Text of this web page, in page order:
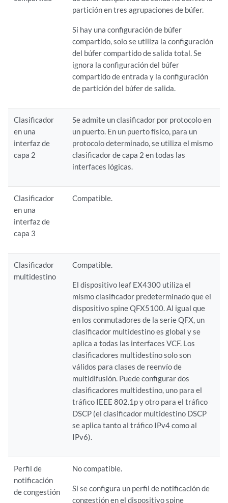
partición en tres agrupaciones de búfer.
Si hay una configuración de búfer
compartido, solo se utiliza la configuración
del búfer compartido de salida total. Se
ignora la configuración del búfer
compartido de entrada y la configuración
de partición del búfer de salida.
Clasificador
en una
interfaz de
capa 2
Se admite un clasificador por protocolo en
un puerto. En un puerto físico, para un
protocolo determinado, se utiliza el mismo
clasificador de capa 2 en todas las
interfaces lógicas.
Clasificador
en una
interfaz de
capa 3
Compatible.
Clasificador
multidestino
Compatible.
El dispositivo leaf EX4300 utiliza el
mismo clasificador predeterminado que el
dispositivo spine QFX5100. Al igual que
en los conmutadores de la serie QFX, un
clasificador multidestino es global y se
aplica a todas las interfaces VCF. Los
clasificadores multidestino solo son
válidos para clases de reenvío de
multidifusión. Puede configurar dos
clasificadores multidestino, uno para el
tráfico IEEE 802.1p y otro para el tráfico
DSCP (el clasificador multidestino DSCP
se aplica tanto al tráfico IPv4 como al
IPv6).
Perfil de
notificación
de congestión
No compatible.
Si se configura un perfil de notificación de
congestión en el dispositivo spine